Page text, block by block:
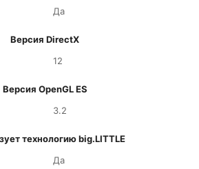
Да
Версия DirectX
12
Версия OpenGL ES
3.2
технологию big.LITTLE
Да